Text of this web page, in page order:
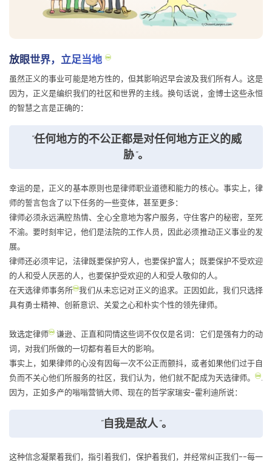
放眼世界，立足当地
虽然正义的事业可能是地方性的，但其影响迟早会波及我们所有人。这是
因为，正义是编织我们的社区和世界的主线。换句话说，金博士这些永恒
的智慧之言是正确的：
"任何地方的不公正都是对任何地方正义的威
胁"。
幸运的是，正义的基本原则也是律师职业道德和能力的核心。事实上，律
师的誓言包含了以下任务的一些变体，甚至更多：
律师必须永远满腔热情、全心全意地为客户服务，守住客户的秘密，至死
不渝。要时刻牢记，他们是法院的工作人员，因此必须推动正义事业的发
展。
律师还必须牢记，法律既要保护穷人，也要保护富人；既要保护不受欢迎
的人和受人厌恶的人，也要保护受欢迎的人和受人敬仰的人。
在天选律师事务所 我们从未忘记对正义的追求。正因如此，我们只选择
具有勇士精神、创新意识、关爱之心和朴实个性的领先律师。
致选定律师
谦逊、正直和同情这些词不仅仅是名词：它们是强有力的动
词，对我们所做的一切都有着巨大的影响。
事实上，如果律师的心没有因每一次不公正而颤抖，或者如果他们过于自
负而不关心他们所服务的社区，我们认为，他们就不配成为天选律师。
.
因为，正如多产的嗡嗡营销大师、现在的哲学家瑞安-霍利迪所说：
"自我是敌人"。
这种信念凝聚着我们，指引着我们，保护着我们，并经常纠正我们--每一